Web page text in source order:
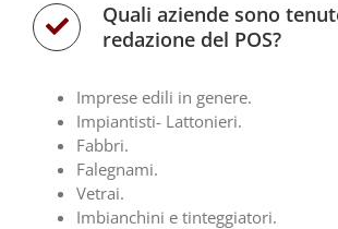
Quali aziende sono
redazione del POS?
Imprese edili in genere.
Impiantisti- Lattonieri.
Fabbri.
Falegnami.
Vetrai.
Imbianchini e tinteggiatori.